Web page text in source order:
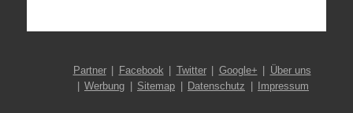
Partner Facebook Twitter Google+
Über uns
Werbung
Sitemap Datenschutz Impressum